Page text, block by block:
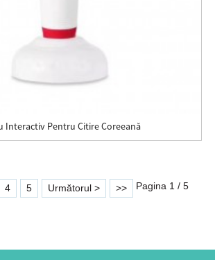
Interactiv Pentru Citire Coreeană
4 5 Următorul > >> Pagina 1 / 5